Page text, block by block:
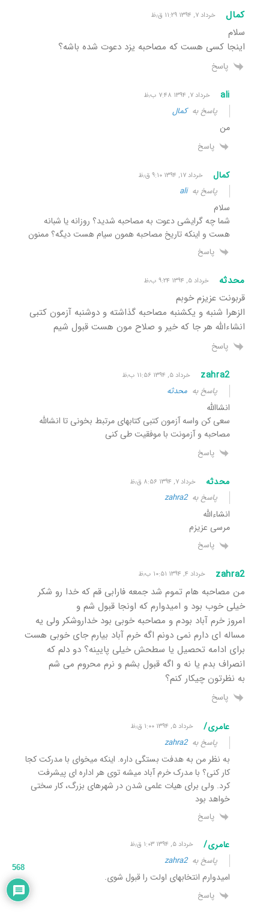
کمال خرداد ۷, ۱۳۹۴ ۱۱:۲۹ ق٫ظ
سلام
اینجا کسی هست که مصاحبه یزد دعوت شده باشه؟
پاسخ
ali خرداد ۷, ۱۳۹۴ ۷:۴۸ ب٫ظ
پاسخ بهکمال
من
پاسخ
کمال خرداد ۱۷, ۱۳۹۴ ۹:۱۰ ق٫ظ
پاسخ بهali
سلام
شما چه گرایشی دعوت به مصاحبه شدید؟ روزانه یا شبانه
هست و اینکه تاریخ مصاحبه همون سی​ام هست دیگه؟ ممنون
پاسخ
محدثه خرداد ۵, ۱۳۹۴ ۹:۲۴ ب٫ظ
قربونت عزیزم خوبم
الزهرا شنبه و یکشنبه مصاحبه گذاشته و دوشنبه آزمون کتبی
انشاءالله هر جا که خیر و صلاح مون هست قبول شیم
پاسخ
zahra2 خرداد ۵, ۱۳۹۴ ۱۱:۵۶ ب٫ظ
پاسخ به محدثه
انشاالله
سعی کن واسه آزمون کتبی کتابهای مرتبط بخونی تا انشالله
مصاحبه و آزمونت با موفقیت طی کنی
پاسخ
محدثه خرداد ۷, ۱۳۹۴ ۸:۵۶ ق٫ظ
پاسخ بهzahra2
انشاءالله
مرسی عزیزم
پاسخ
zahra2 خرداد ۴, ۱۳۹۴ ۱۰:۵۱ ب٫ظ
من مصاحبه هام تموم شد جمعه فارابی قم که خدا رو شکر
خیلی خوب بود و امیدوارم که اونجا قبول شم و
امروز خرم آباد بودم و مصاحبه خوبی بود خداروشکر ولی یه
مساله ای دارم نمی دونم اگه خرم آباد بیارم جای خوبی هست
برای ادامه تحصیل یا سطحش خیلی پایینه؟ دو دلم که
انصراف بدم یا نه و اگه قبول بشم و نرم محروم می شم
به نظرتون چیکار کنم؟
پاسخ
عامری/ خرداد ۵, ۱۳۹۴ ۱:۰۰ ق٫ظ
پاسخ بهzahra2
به نظر من به هدفت بستگی داره. اینکه میخوای با مدرکت کجا
کار کنی؟ با مدرک خرم آباد میشه توی هر اداره ای پیشرفت
کرد. ولی برای هیات علمی شدن در شهرهای بزرگ، کار سختی
خواهد بود
پاسخ
عامری/ خرداد ۵, ۱۳۹۴ ۱:۰۳ ق٫ظ
پاسخ بهzahra2
امیدوارم انتخابهای اولت را قبول شوی.
پاسخ
568